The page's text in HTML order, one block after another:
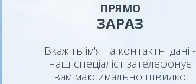
ПРЯМО
ЗАРАЗ
Вкажіть ім'я та контактні дані -
наш спеціаліст зателефонує
вам максимально швидко